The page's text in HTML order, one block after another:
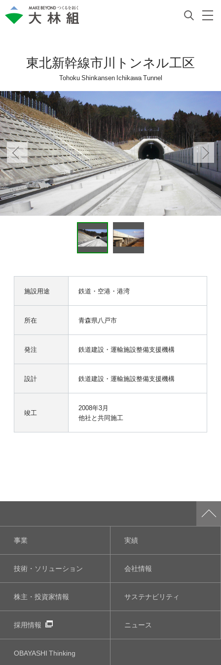
東北新幹線市川トンネル工区
Tohoku Shinkansen Ichikawa Tunnel
施設用途 鉄道・空港・港湾
所在 青森県八戸市
発注 鉄道建設・運輸施設整備支援機構
設計 鉄道建設・運輸施設整備支援機構
竣工
2008年3月
他社と共同施工
事業 実績
技術・ソリューション 会社情報
株主・投資家情報 サステナビリティ
採用情報 ニュース
OBAYASHIThinking